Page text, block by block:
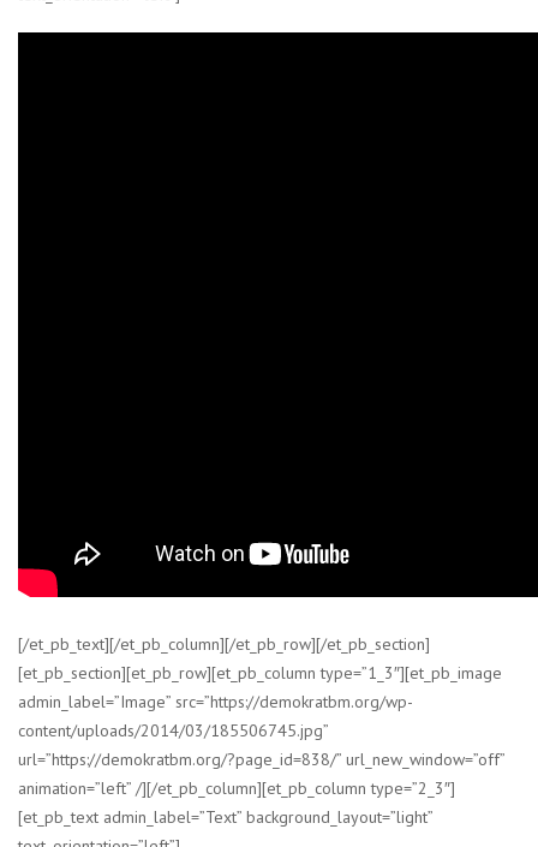
[/et_pb_text][/et_pb_column][/et_pb_row][/et_pb_section]
[et_pb_section][et_pb_row][et_pb_column type=”1_3″][et_pb_image
admin_label=”Image” src=”https://demokratbm.org/wp-
content/uploads/2014/03/185506745.jpg”
url=”https://demokratbm.org/?page_id=838/” url_new_window=”off”
animation=”left” /][/et_pb_column][et_pb_column type=”2_3″]
[et_pb_text admin_label=”Text” background_layout=”light”